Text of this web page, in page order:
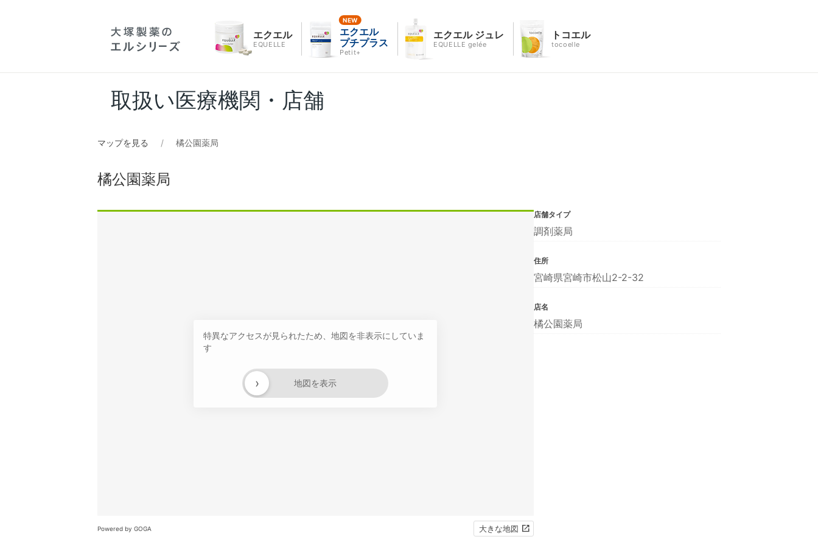
エクエル
EQUELLE
エクエル
プチプラス
Petit+
エクエル ジュレ
EQUELLE gelée
トコエル
tocoelle
取扱い医療機関・店舗
マップを見る 橘公園薬局
橘公園薬局
特異なアクセスが見られたため、地図を非表示にしていま
す
地図を表示
›
Powered by GOGA 大きな地図
店舗タイプ
調剤薬局
住所
宮崎県宮崎市松山2-2-32
店名
橘公園薬局